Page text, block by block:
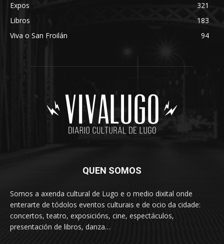
Expos
321
Libros
183
Viva o San Froilán
94
QUEN SOMOS
Somos a axenda cultural de Lugo e o medio dixital onde
enterarte de tódolos eventos culturais e de ocio da cidade:
concertos, teatro, exposicións, cine, espectáculos,
presentación de libros, danza…